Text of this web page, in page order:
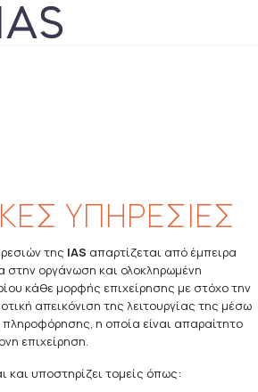
ΥΠΗΡΕΣΙΕΣ
της IAS απαρτίζεται από έμπειρα
στην οργάνωση και ολοκληρωμένη
κάθε μορφής επιχείρησης με στόχο την
απεικόνιση της λειτουργίας της μέσω
η οποία είναι απαραίτητο
επιχείρηση.
και υποστηρίζει τομείς όπως: